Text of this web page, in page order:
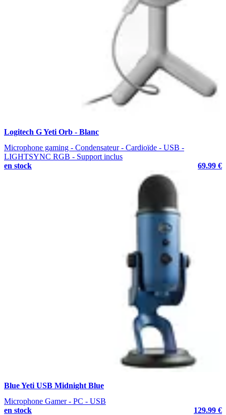
Logitech G Yeti Orb - Blanc
Microphone gaming - Condensateur - Cardioïde - USB -
LIGHTSYNC RGB - Support inclus
en stock
69.99 €
Blue Yeti USB Midnight Blue
Microphone Gamer - PC - USB
en stock
129.99 €